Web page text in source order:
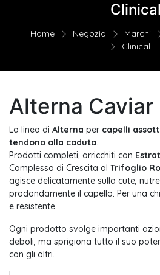
Clinical
Home Negozio Marchi
Clinical
Alterna Caviar
La linea di Alterna per capelli
tendono alla caduta.
Prodotti completi, arricchiti con
Complesso di Crescita al Trifoglio
agisce delicatamente sulla cute,
prodondamente il capello. Per una
e resistente.
Ogni prodotto svolge importanti
deboli, ma sprigiona tutto il suo
con gli altri.